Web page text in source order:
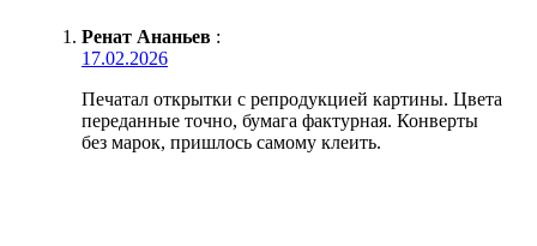
Ренат Ананьев :
17.02.2026
Печатал открытки с репродукцией картины. Цвета
переданные точно, бумага фактурная. Конверты
без марок, пришлось самому клеить.